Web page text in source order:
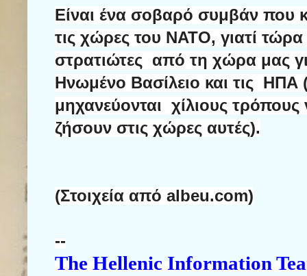
Είναι ένα σοβαρό συμβάν που
τις χώρες του ΝΑΤΟ, γιατί
στρατιώτες από τη χώρα μας
Ηνωμένο Βασίλειο και τις ΗΠΑ (
μηχανεύονται χίλιους
ζήσουν στις χώρες αυτές).
(Στοιχεία από albeu.com)
--
The Hellenic Information